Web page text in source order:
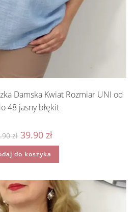
Damska Kwiat Rozmiar UNI od
48 jasny błękit
zł Pierwotna
cena
wynosiła:
59.90 zł.
39.90 złAktualna
wynosi:
do koszyka